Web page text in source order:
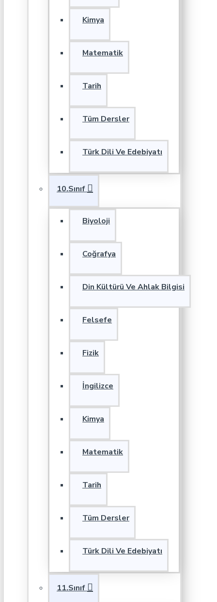
Kimya
Matematik
Tarih
Tüm Dersler
Türk Dili Ve Edebiyatı
10.Sınıf
Biyoloji
Coğrafya
Din Kültürü Ve Ahlak Bilgisi
Felsefe
Fizik
İngilizce
Kimya
Matematik
Tarih
Tüm Dersler
Türk Dili Ve Edebiyatı
11.Sınıf